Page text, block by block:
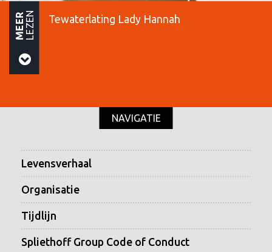
MEERLEZEN Tewaterlating Lady Hannah
NAVIGATIE
Levensverhaal
Organisatie
Tijdlijn
Spliethoff Group Code of Conduct